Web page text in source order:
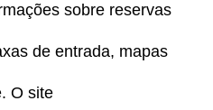
sobre reservas
de entrada, mapas
O site